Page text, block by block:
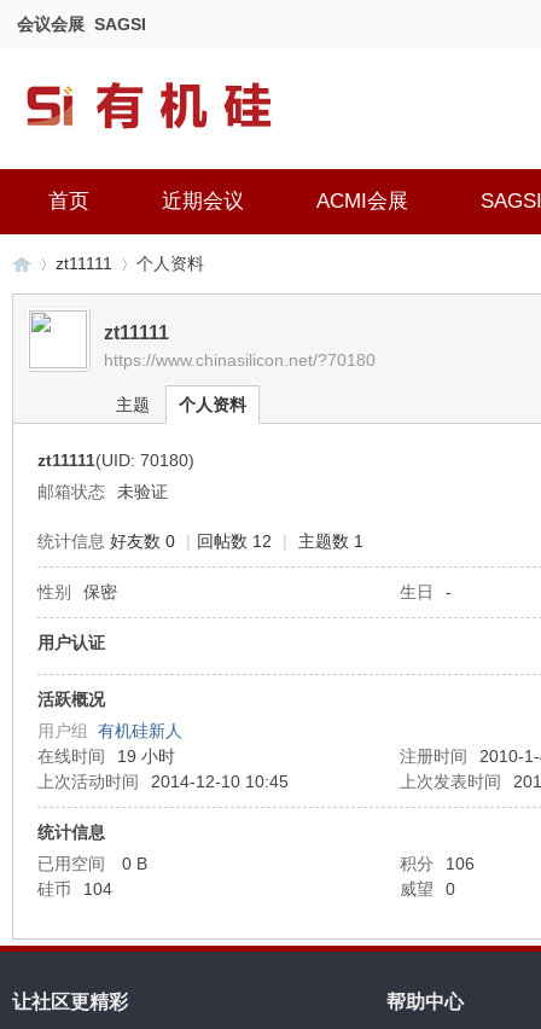
会议会展 SAGSI
首页 近期会议 ACMI会展 SAGSI
有›
zt11111
›
个人资料
zt11111
https://www.chinasilicon.net/?70180
主题 个人资料
zt11111(UID: 70180)
邮箱状态
未验证
统计信息 好友数 0 | 回帖数 12 | 主题数 1
性别 保密 生日 -
用户认证
活跃概况
用户组 有机硅新人
在线时间
19 小时 注册时间
2010-
上次活动时间
2014-12-10 10:45 上次发表时间
统计信息
已用空间
0 B 积分
106
硅币
104 威望 0
让社区更精彩 帮助中心